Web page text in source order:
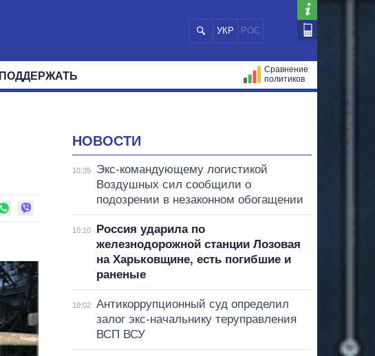
УКР РОС
ПОДДЕРЖАТЬ
Сравнение
политиков
НОВОСТИ
10:35
Экс-командующему логистикой
Воздушных сил сообщили о
подозрении в незаконном обогащении
10:10
Россия ударила по
железнодорожной станции Лозовая
на Харьковщине, есть погибшие и
раненые
10:02
Антикоррупционный суд определил
залог экс-начальнику теруправления
ВСП ВСУ